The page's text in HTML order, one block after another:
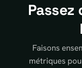
Passez
Faisons
métriques